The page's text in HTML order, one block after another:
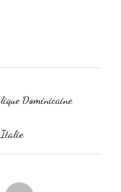
Dominicaine
Italie